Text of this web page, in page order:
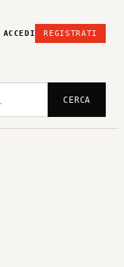
ACCEDI REGISTRATI
CERCA